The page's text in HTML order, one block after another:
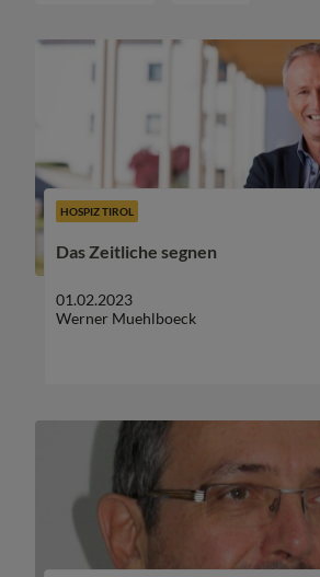
HOSPIZ TIROL
Das Zeitliche segnen
01.02.2023
Werner Muehlboeck